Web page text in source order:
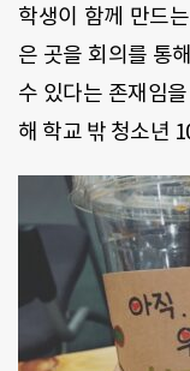
학생이 함께 만드
은 곳을 회의를 통
수 있다는 존재임
해 학교 밖 청소년